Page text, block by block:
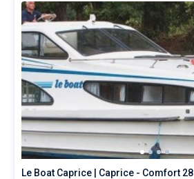
Le Boat Caprice | Caprice - Comfort 28